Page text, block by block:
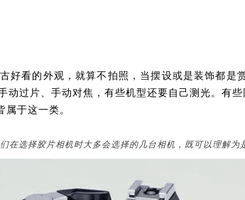
好看的外观，就算不拍照，当摆设或是装饰都
动过片、手动对焦，有些机型还要自己测光。有
于这一类。
在选择胶片相机时大多会选择的几台相机，既可以理解为